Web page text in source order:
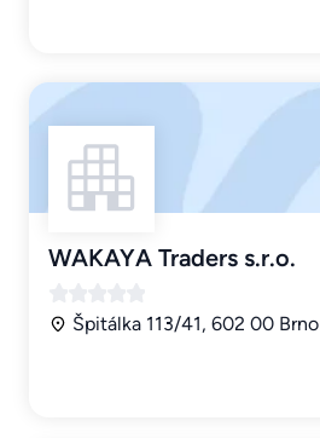
WAKAYA Traders s.r.o.
Špitálka 113/41, 602 00 Brno